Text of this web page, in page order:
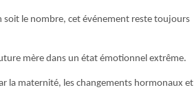
soit le nombre, cet événement reste toujours
mère dans un état émotionnel extrême.
la maternité, les changements hormonaux et